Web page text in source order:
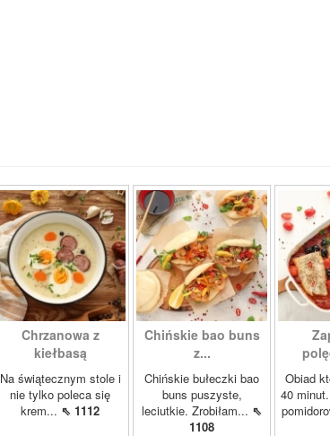
Chrzanowa z
kiełbasą
Na świątecznym stole i
nie tylko poleca się
krem... ⇖ 1112
Chińskie bao buns
z...
Chińskie bułeczki bao
buns puszyste,
leciutkie. Zrobiłam... ⇖
1108
Obiad
40